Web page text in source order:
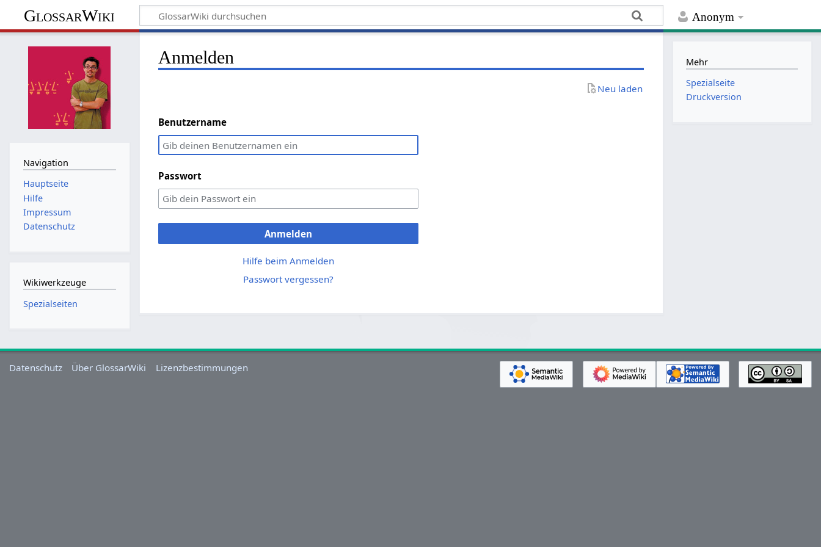
Anonym
GlossarWiki
Anmelden
Neu laden
Benutzername
Passwort
Anmelden
Hilfe beim Anmelden
Passwort vergessen?
Navigation
Hauptseite
Hilfe
Impressum
Datenschutz
Wikiwerkzeuge
Spezialseiten
Mehr
Spezialseite
Druckversion
Datenschutz Über GlossarWiki Lizenzbestimmungen